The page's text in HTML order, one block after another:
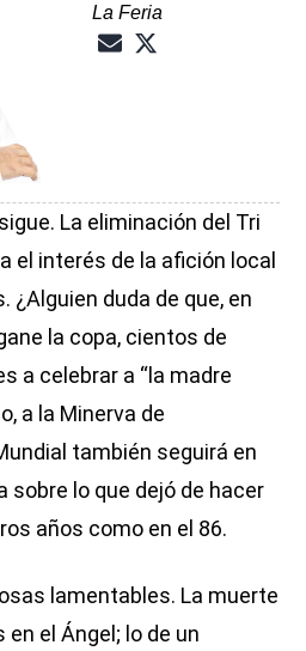
La Feria
La eliminación del Tri
el interés de la afición local
¿Alguien duda de que, en
la copa, cientos de
a celebrar a “la madre
a la Minerva de
también seguirá en
sobre lo que dejó de hacer
años como en el 86.
lamentables. La muerte
el Ángel; lo de un